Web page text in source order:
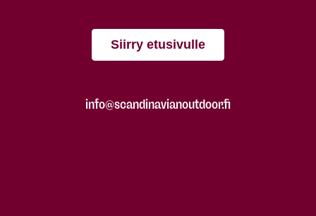
Siirry etusivulle
info@scandinavianoutdoor.fi